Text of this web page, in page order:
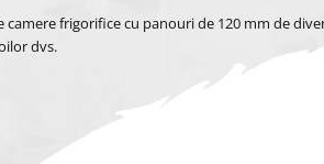
camere frigorifice cu panouri de 120 mm de
dvs.